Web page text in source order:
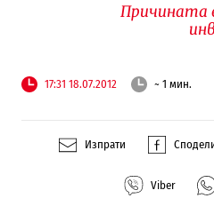
Причината
17:31 18.07.2012 ~ 1 мин.
Изпрати
Viber